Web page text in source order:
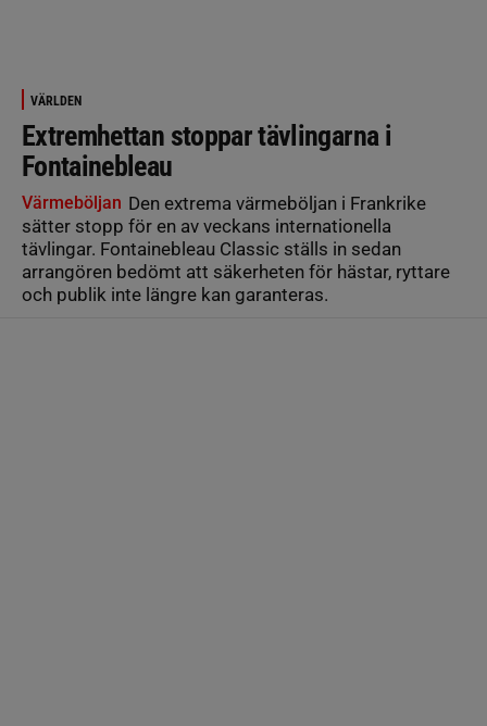
VÄRLDEN
Extremhettan stoppar tävlingarna i
Fontainebleau
Värmeböljan Den extrema värmeböljan i Frankrike
sätter stopp för en av veckans internationella
tävlingar. Fontainebleau Classic ställs in sedan
arrangören bedömt att säkerheten för hästar, ryttare
och publik inte längre kan garanteras.